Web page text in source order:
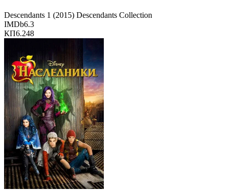
Descendants 1 (2015) Descendants Collection
IMDb6.3
КП6.248